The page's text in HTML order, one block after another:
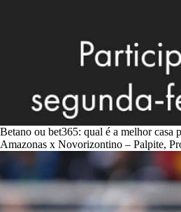
Betano ou bet365: qual é a melhor casa
Amazonas x Novorizontino – Palpite,